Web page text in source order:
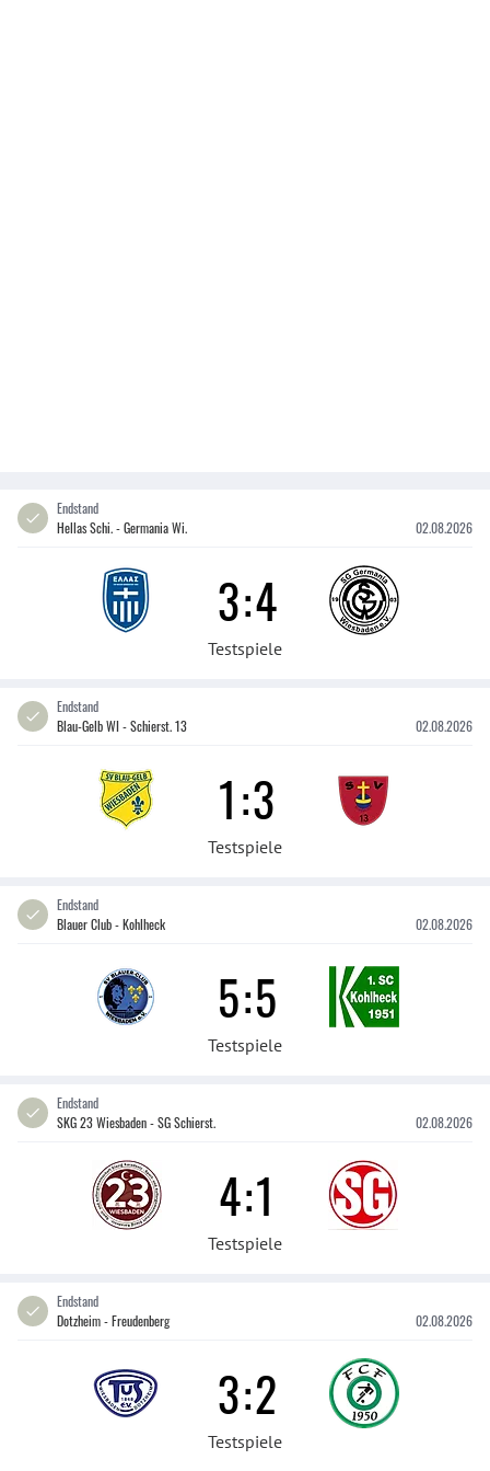
Endstand
Hellas Schi. - Germania Wi.
02.08.2026
3:4
Testspiele
Endstand
Blau-Gelb WI - Schierst. 13
02.08.2026
1:3
Testspiele
Endstand
Blauer Club - Kohlheck
02.08.2026
5:5
Testspiele
Endstand
SKG 23 Wiesbaden - SG Schierst.
02.08.2026
4:1
Testspiele
Endstand
Dotzheim - Freudenberg
02.08.2026
3:2
Testspiele